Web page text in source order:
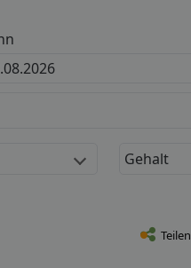
Gehalt
Teilen